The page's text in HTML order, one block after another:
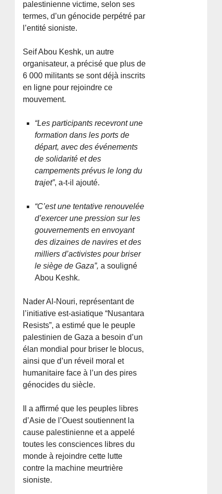
palestinienne victime, selon ses
termes, d’un génocide perpétré par
l’entité sioniste.
Seif Abou Keshk, un autre
organisateur, a précisé que plus de
6 000 militants se sont déjà inscrits
en ligne pour rejoindre ce
mouvement.
“Les participants recevront une
formation dans les ports de
départ, avec des événements
de solidarité et des
campements prévus le long du
trajet”, a-t-il ajouté.
“C’est une tentative renouvelée
d’exercer une pression sur les
gouvernements en envoyant
des dizaines de navires et des
milliers d’activistes pour briser
le siège de Gaza”, a souligné
Abou Keshk.
Nader Al-Nouri, représentant de
l’initiative est-asiatique “Nusantara
Resists”, a estimé que le peuple
palestinien de Gaza a besoin d’un
élan mondial pour briser le blocus,
ainsi que d’un réveil moral et
humanitaire face à l’un des pires
génocides du siècle.
Il a affirmé que les peuples libres
d’Asie de l’Ouest soutiennent la
cause palestinienne et a appelé
toutes les consciences libres du
monde à rejoindre cette lutte
contre la machine meurtrière
sioniste.